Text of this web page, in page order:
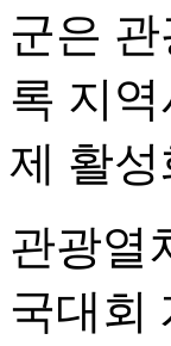
군은
록 지
제 활
관광열
국대회